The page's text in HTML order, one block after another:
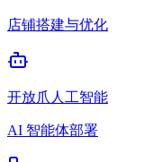
店铺搭建与优化
开放爪人工智能
AI 智能体部署